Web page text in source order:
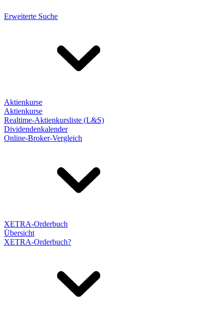
Erweiterte Suche
Aktienkurse
Aktienkurse
Realtime-Aktienkursliste (L&S)
Dividendenkalender
Online-Broker-Vergleich
XETRA-Orderbuch
Übersicht
XETRA-Orderbuch?